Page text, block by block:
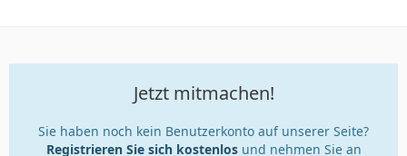
Jetzt mitmachen!
Sie haben noch kein Benutzerkonto auf unserer Seite?
Registrieren Sie sich kostenlosund nehmen Sie an